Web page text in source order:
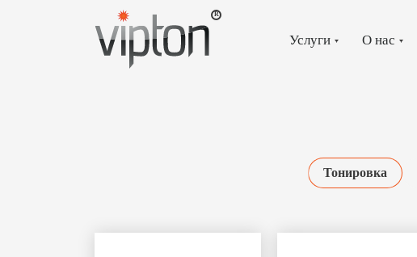
Услуги О нас
Тонировка